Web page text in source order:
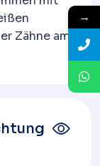
Zähne am
→